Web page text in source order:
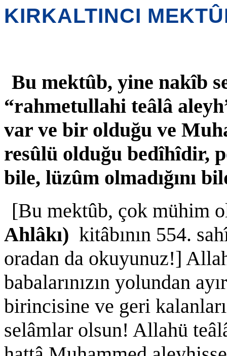
KIRKALTINCI
Bu mektûb, yine nakîb
“rahmetullahi teâlâ
var ve bir olduğu ve
resûlü olduğu bedîhîdir,
bile, lüzûm olmadığını
[Bu mektûb, çok mühim
Ahlâkı) kitâbının 554.
oradan da okuyunuz!]
babalarınızın yolundan
birincisine ve geri
selâmlar olsun! Allahü